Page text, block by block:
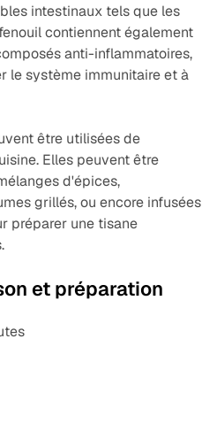
intestinaux tels que les
contiennent également
anti-inflammatoires,
le système immunitaire et à
être utilisées de
Elles peuvent être
d'épices,
grillés, ou encore infusées
préparer une tisane
et préparation